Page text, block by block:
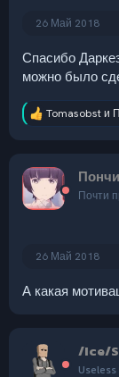
26 Май 2018
Спасибо
можно было
Р
ц
и
и
Tomasobstи
Почти
26 Май 2018
А какая
/Ice/
Useless